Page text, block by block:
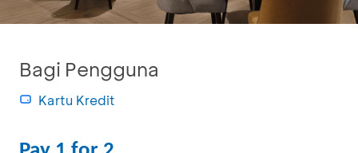
Bagi Pengguna
Kartu Kredit